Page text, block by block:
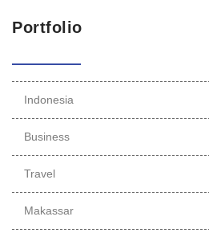
Portfolio
Indonesia
Business
Travel
Makassar